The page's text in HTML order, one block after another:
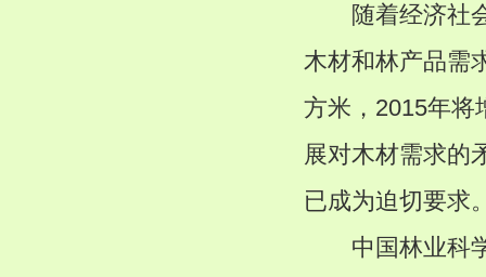
随着经济社会
木材和林产品需
方米，2015年将
展对木材需求的
已成为迫切要求
中国林业科学